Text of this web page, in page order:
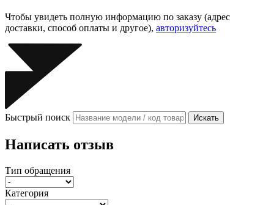
Чтобы увидеть полную информацию по заказу (адрес
доставки, способ оплаты и другое), авторизуйтесь
Быстрый поиск Искать
Написать отзыв
Тип обращения
Категория